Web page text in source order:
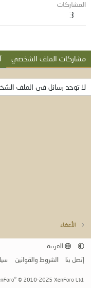
المشاركات
3
مشاركات الملف الشخصي
لا توجد رسائل في الملف
الأعضاء
العربية
إتصل بنا
الشروط والقوانين
® © 2010-2025 XenForo Ltd.